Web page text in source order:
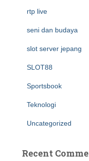
rtp live
seni dan budaya
slot server jepang
SLOT88
Sportsbook
Teknologi
Uncategorized
Recent